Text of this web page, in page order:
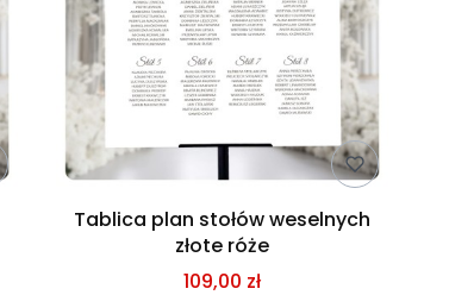
Tablica plan stołów weselnych
złote róże
109,00 zł